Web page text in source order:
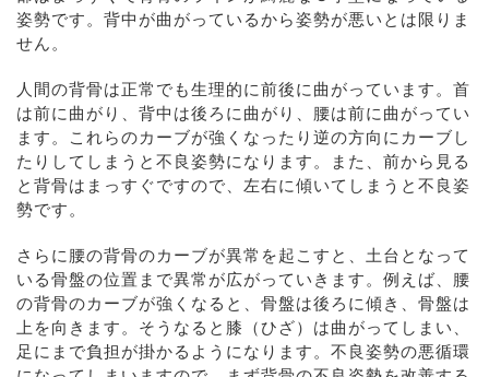
姿勢です。背中が曲がっているから姿勢が悪いとは限りま
せん。
人間の背骨は正常でも生理的に前後に曲がっています。首
は前に曲がり、背中は後ろに曲がり、腰は前に曲がってい
ます。これらのカーブが強くなったり逆の方向にカーブし
たりしてしまうと不良姿勢になります。また、前から見る
と背骨はまっすぐですので、左右に傾いてしまうと不良姿
勢です。
さらに腰の背骨のカーブが異常を起こすと、土台となって
いる骨盤の位置まで異常が広がっていきます。例えば、腰
の背骨のカーブが強くなると、骨盤は後ろに傾き、骨盤は
上を向きます。そうなると膝（ひざ）は曲がってしまい、
足にまで負担が掛かるようになります。不良姿勢の悪循環